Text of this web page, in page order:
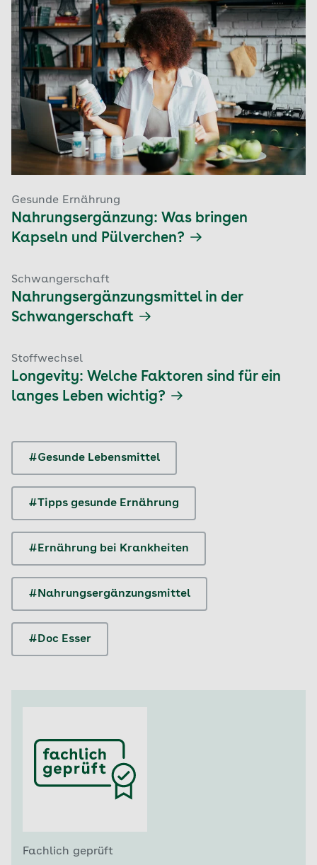
Gesunde Ernährung
Nahrungsergänzung: Was bringen
Kapseln und Pülverchen?
Schwangerschaft
Nahrungsergänzungsmittel in der
Schwangerschaft
Stoffwechsel
Longevity: Welche Faktoren sind für ein
langes Leben wichtig?
#Gesunde Lebensmittel
#Tipps gesunde Ernährung
#Ernährung bei Krankheiten
#Nahrungsergänzungsmittel
#Doc Esser
Fachlich geprüft